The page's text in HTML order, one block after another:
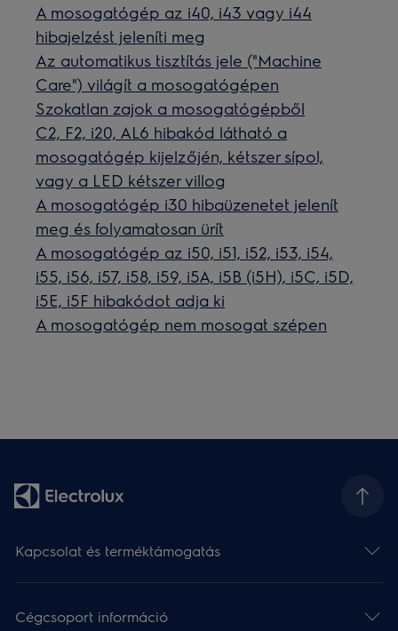
A mosogatógép az i40, i43 vagy i44
hibajelzést jeleníti meg
Az automatikus tisztítás jele ("Machine
Care") világít a mosogatógépen
Szokatlan zajok a mosogatógépből
C2, F2, i20, AL6 hibakód látható a
mosogatógép kijelzőjén, kétszer sípol,
vagy a LED kétszer villog
A mosogatógép i30 hibaüzenetet jelenít
meg és folyamatosan ürít
A mosogatógép az i50, i51, i52, i53, i54,
i55, i56, i57, i58, i59, i5A, i5B (i5H), i5C, i5D,
i5E, i5F hibakódot adja ki
A mosogatógép nem mosogat szépen
Kapcsolat és terméktámogatás
Cégcsoport információ